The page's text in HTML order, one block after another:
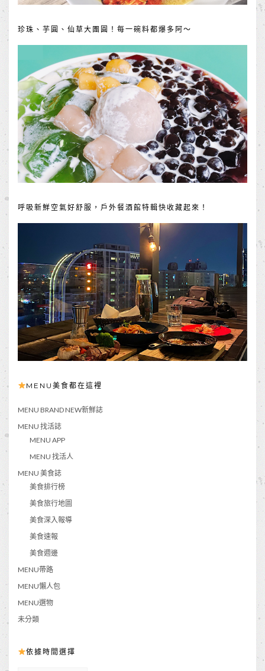
珍珠、芋圓、仙草大團圓！每一碗料都爆多阿～
呼吸新鮮空氣好舒服，戶外餐酒館特輯快收藏起來！
MENU美食都在這裡
MENU BRAND NEW新鮮誌
MENU 找活誌
MENU APP
MENU 找活人
MENU 美食誌
美食排行榜
美食旅行地圖
美食深入報導
美食速報
美食週邊
MENU帶路
MENU懶人包
MENU選物
未分類
依據時間選擇